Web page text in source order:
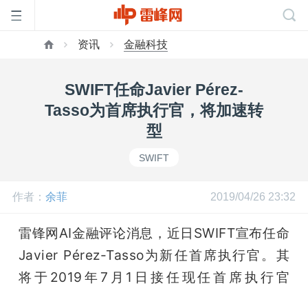
页
网
资讯 金融科技
SWIFT任命Javier Pérez-
Tasso为首席执行官，将加速转
型
SWIFT
作者： 余菲 2019/04/26 23:32
雷锋网AI金融评论消息，近日SWIFT宣布任命
Javier Pérez-Tasso为新任首席执行官。其
将于2019年7月1日接任现任首席执行官